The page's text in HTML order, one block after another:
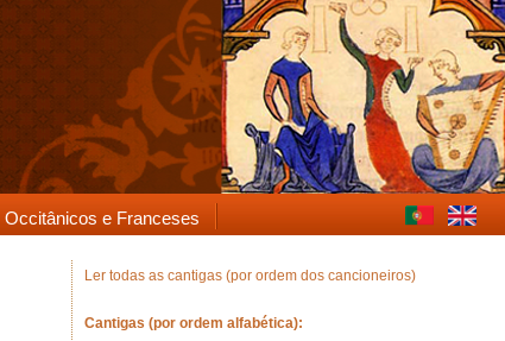
Occitânicos e Franceses
Ler todas as cantigas (por ordem dos cancioneiros)
Cantigas (por ordem alfabética):